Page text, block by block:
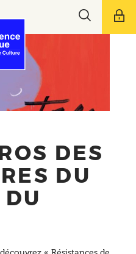
Toggle
DES
DU